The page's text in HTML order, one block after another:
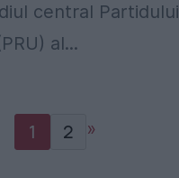
central Partidului
al...
1 2 »